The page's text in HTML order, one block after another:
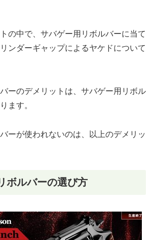
の中で、サバゲー用リボルバーに当て
ンダーギャップによるヤケドについて
ーのデメリットは、サバゲー用リボル
ます。
ーが使われないのは、以上のデメリッ
ボルバーの選び方